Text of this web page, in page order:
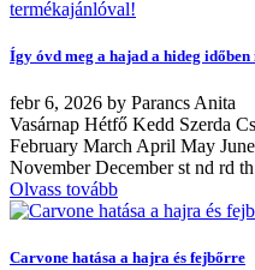
Így óvd meg a hajad a hideg időben
febr6, 2026 by Parancs Anita
Vasárnap Hétfő Kedd Szerda
February March April May
November December st nd rd th
Olvass tovább
Carvone hatása a hajra és fejbőrre